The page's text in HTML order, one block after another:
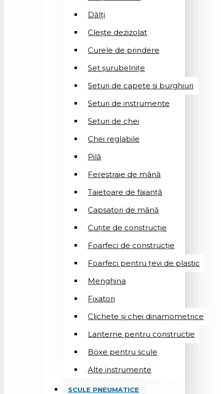
Dălți
Clește dezizolat
Curele de prindere
Set șurubelnițe
Seturi de capete si burghiuri
Seturi de instrumente
Seturi de chei
Chei reglabile
Pilă
Ferestraie de mână
Taietoare de faianță
Capsatori de mână
Cuțite de construcție
Foarfeci de construcție
Foarfeci pentru țevi de plastic
Menghina
Fixatori
Clichete și chei dinamometrice
Lanterne pentru constructie
Boxe pentru scule
Alte instrumente
SCULE PNEUMATICE